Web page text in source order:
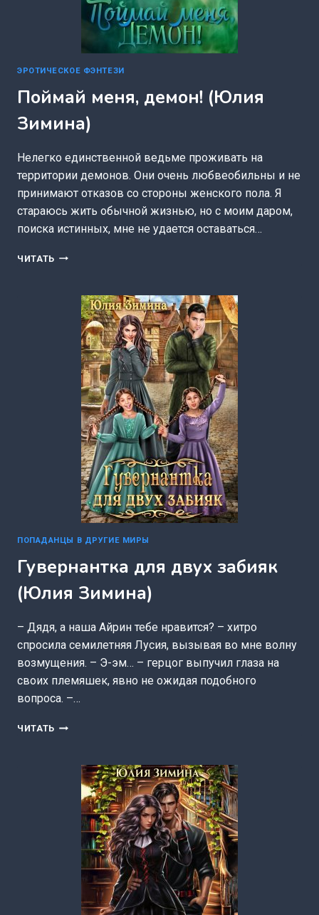
ЭРОТИЧЕСКОЕ ФЭНТЕЗИ
Поймай меня, демон! (Юлия
Зимина)
Нелегко единственной ведьме проживать на
территории демонов. Они очень любвеобильны и не
принимают отказов со стороны женского пола. Я
стараюсь жить обычной жизнью, но с моим даром,
поиска истинных, мне не удается оставаться…
ЧИТАТЬ ПОЙМАЙ
(ЮЛИЯ
ЗИМИНА)
ПОПАДАНЦЫ В ДРУГИЕ МИРЫ
Гувернантка для двух забияк
(Юлия Зимина)
– Дядя, а наша Айрин тебе нравится? – хитро
спросила семилетняя Лусия, вызывая во мне волну
возмущения. – Э-эм… – герцог выпучил глаза на
своих племяшек, явно не ожидая подобного
вопроса. –…
ЧИТАТЬ ГУВЕРНАНТКА
ЗАБИЯК
(ЮЛИЯ
ЗИМИНА)